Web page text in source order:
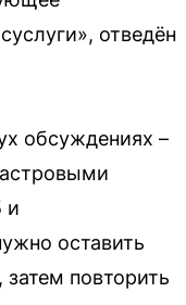
отведён
обсуждениях –
и
оставить
повторить